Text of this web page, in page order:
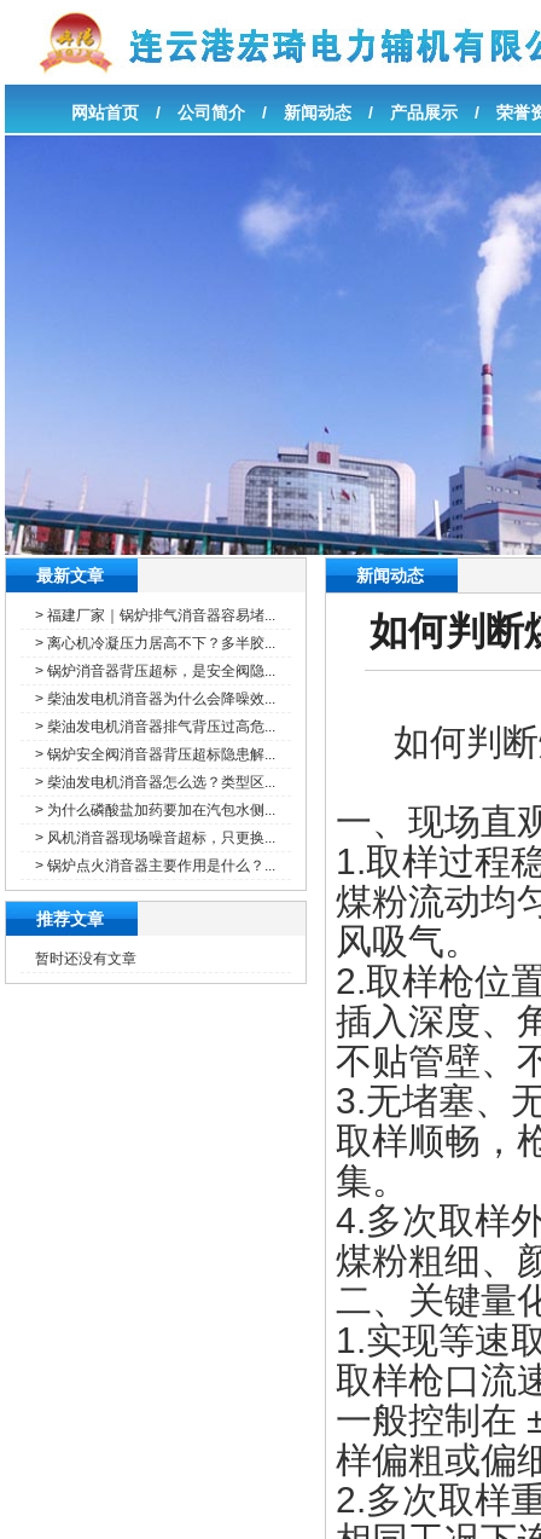
网站首页 / 公司简介 / 新闻动态 / 产品展示 / 荣誉
最新文章
> 福建厂家｜锅炉排气消音器容易堵...
> 离心机冷凝压力居高不下？多半胶...
> 锅炉消音器背压超标，是安全阀隐...
> 柴油发电机消音器为什么会降噪效...
> 柴油发电机消音器排气背压过高危...
> 锅炉安全阀消音器背压超标隐患解...
> 柴油发电机消音器怎么选？类型区...
> 为什么磷酸盐加药要加在汽包水侧...
> 风机消音器现场噪音超标，只更换...
> 锅炉点火消音器主要作用是什么？...
推荐文章
暂时还没有文章
新闻动态
如何判断
如何判断
一、现场直
1.取样过程
煤粉流动均
风吸气。
2.取样枪位
插入深度、
不贴管壁、
3.无堵塞、
取样顺畅，
集。
4.多次取样
煤粉粗细、
二、关键量
1.实现等速
取样枪口流
一般控制在
样偏粗或偏
2.多次取样